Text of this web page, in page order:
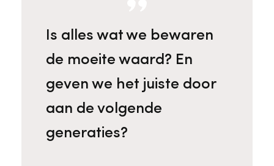
Is alles wat we bewaren
de moeite waard? En
geven we het juiste door
aan de volgende
generaties?